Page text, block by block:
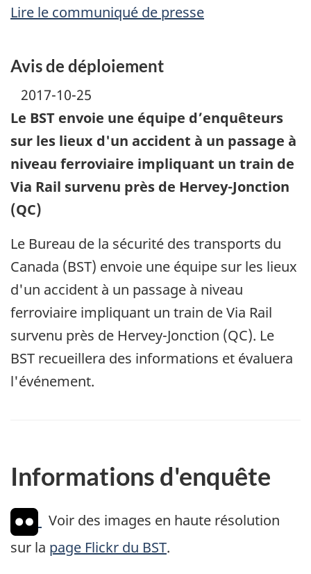
Lire le communiqué de presse
Avis de déploiement
2017-10-25
Le BST envoie une équipe d’enquêteurs
sur les lieux d'un accident à un passage à
niveau ferroviaire impliquant un train de
Via Rail survenu près de Hervey-Jonction
(QC)
Le Bureau de la sécurité des transports du
Canada (BST) envoie une équipe sur les lieux
d'un accident à un passage à niveau
ferroviaire impliquant un train de Via Rail
survenu près de Hervey-Jonction (QC). Le
BST recueillera des informations et évaluera
l'événement.
Informations d'enquête
Voir des images en haute résolution
sur la page Flickr du BST.